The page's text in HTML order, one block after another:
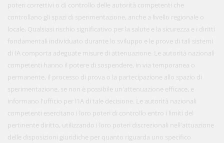
poteri correttivi o di controllo delle autorità competenti che
controllano gli spazi di sperimentazione, anche a livello regionale o
locale. Qualsiasi rischio significativo per la salute e la sicurezza e i diritti
fondamentali individuato durante lo sviluppo e le prove di tali sistemi
di IA comporta adeguate misure di attenuazione. Le autorità nazionali
competenti hanno il potere di sospendere, in via temporanea o
permanente, il processo di prova o la partecipazione allo spazio di
sperimentazione, se non è possibile un'attenuazione efficace, e
informano l'ufficio per l'IA di tale decisione. Le autorità nazionali
competenti esercitano i loro poteri di controllo entro i limiti del
pertinente diritto, utilizzando i loro poteri discrezionali nell'attuazione
delle disposizioni giuridiche per quanto riguarda uno specifico